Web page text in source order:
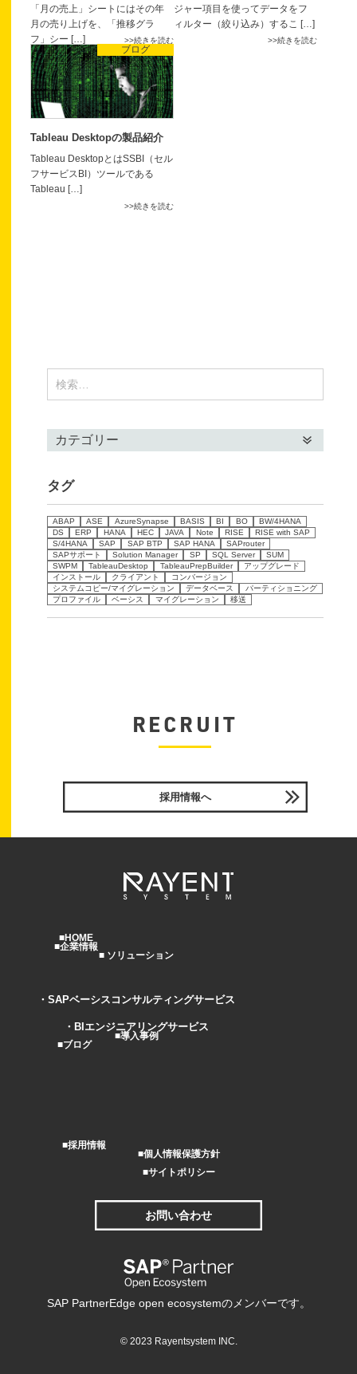
「月の売上」シートにはその年
月の売り上げを、「推移グラ
フ」シー […]
続きを読む
ジャー項目を使ってデータをフ
ィルター（絞り込み）するこ […]
続きを読む
ブログ
Tableau Desktopの製品紹介
Tableau DesktopとはSSBI（セル
フサービスBI）ツールである
Tableau […]
続きを読む
タグ
ABAP ASE AzureSynapse BASIS BI BO
BW/4HANA
DS
ERP HANA HEC JAVA Note RISE
RISE with SAP
S/4HANA
SAP SAP BTP SAP HANA
SAProuter
SAPサポート
Solution Manager SP SQL Server
SUM
SWPM
TableauDesktop TableauPrepBuilder
アップグレード
インストール
クライアント
コンバージョン
システムコピー/マイグレーション
データベース
パーティショニング
プロファイル
ベーシス マイグレーション 移送
RECRUIT
採用情報へ
HOME
企業情報
ソリューション
SAPベーシスコンサルティングサービス
BIエンジニアリングサービス
導入事例
ブログ
採用情報
個人情報保護方針
サイトポリシー
お問い合わせ
SAP PartnerEdge open ecosystemのメンバーです。
© 2023 Rayentsystem INC.